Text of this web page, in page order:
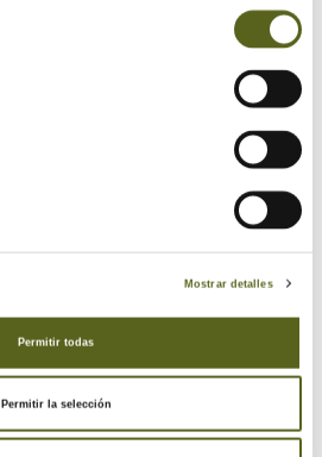
Mostrar detalles
Permitir todas
Permitir la selección